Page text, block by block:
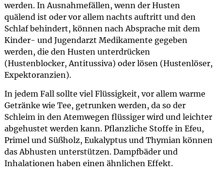
werden. In Ausnahmefällen, wenn der Husten
quälend ist oder vor allem nachts auftritt und den
Schlaf behindert, können nach Absprache mit dem
Kinder- und Jugendarzt Medikamente gegeben
werden, die den Husten unterdrücken
(Hustenblocker, Antitussiva) oder lösen (Hustenlöser,
Expektoranzien).
In jedem Fall sollte viel Flüssigkeit, vor allem warme
Getränke wie Tee, getrunken werden, da so der
Schleim in den Atemwegen flüssiger wird und leichter
abgehustet werden kann. Pflanzliche Stoffe in Efeu,
Primel und Süßholz, Eukalyptus und Thymian können
das Abhusten unterstützen. Dampfbäder und
Inhalationen haben einen ähnlichen Effekt.